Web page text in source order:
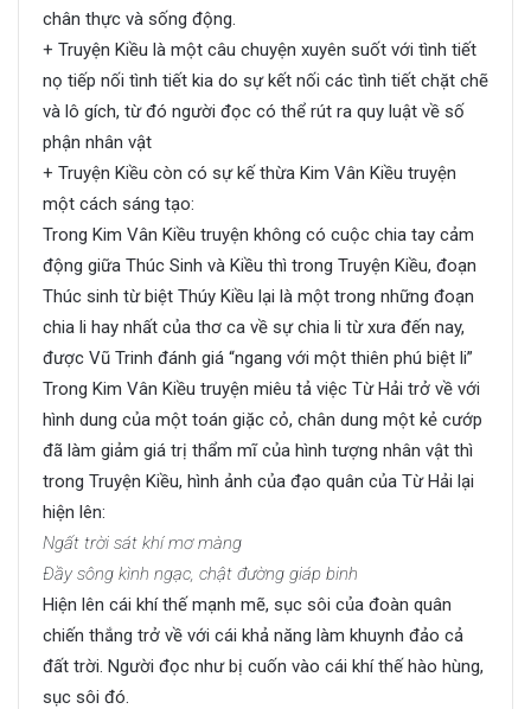
chân thực và sống động.
+ Truyện Kiều là một câu chuyện xuyên suốt với tình tiết
nọ tiếp nối tình tiết kia do sự kết nối các tình tiết chặt chẽ
và lô gích, từ đó người đọc có thể rút ra quy luật về số
phận nhân vật
+ Truyện Kiều còn có sự kế thừa Kim Vân Kiều truyện
một cách sáng tạo:
Trong Kim Vân Kiều truyện không có cuộc chia tay cảm
động giữa Thúc Sinh và Kiều thì trong Truyện Kiều, đoạn
Thúc sinh từ biệt Thúy Kiều lại là một trong những đoạn
chia li hay nhất của thơ ca về sự chia li từ xưa đến nay,
được Vũ Trinh đánh giá “ngang với một thiên phú biệt li”
Trong Kim Vân Kiều truyện miêu tả việc Từ Hải trở về với
hình dung của một toán giặc cỏ, chân dung một kẻ cướp
đã làm giảm giá trị thẩm mĩ của hình tượng nhân vật thì
trong Truyện Kiều, hình ảnh của đạo quân của Từ Hải lại
hiện lên:
Ngất trời sát khí mơ màng
Đầy sông kình ngạc, chật đường giáp binh
Hiện lên cái khí thế mạnh mẽ, sục sôi của đoàn quân
chiến thắng trở về với cái khả năng làm khuynh đảo cả
đất trời. Người đọc như bị cuốn vào cái khí thế hào hùng,
sục sôi đó.